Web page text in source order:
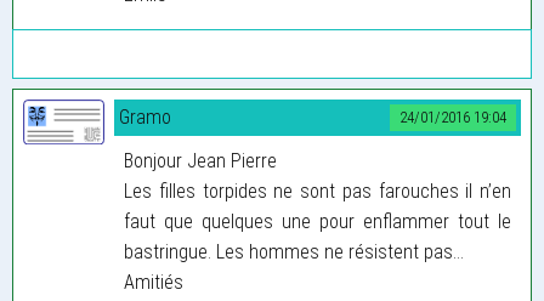
24/01/2016 19:04
Gramo
Bonjour Jean Pierre
Les filles torpides ne sont pas farouches il n’en
faut que quelques une pour enflammer tout le
bastringue. Les hommes ne résistent pas...
Amitiés